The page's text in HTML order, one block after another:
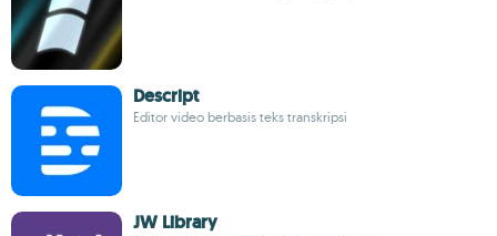
Descript
Editor video berbasis teks transkripsi
JW Library